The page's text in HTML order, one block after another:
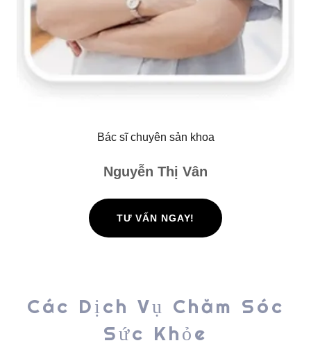
Bác sĩ chuyên sản khoa
Nguyễn Thị Vân
TƯ VẤN NGAY!
Các Dịch Vụ Chăm Sóc
Sức Khỏe